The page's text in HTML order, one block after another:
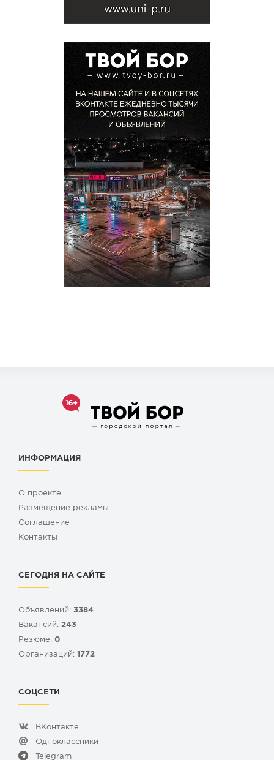
ИНФОРМАЦИЯ
О проекте
Размещение рекламы
Cоглашение
Контакты
СЕГОДНЯ НА САЙТЕ
Объявлений: 3384
Вакансий: 243
Резюме: 0
Организаций: 1772
СОЦСЕТИ
ВКонтакте
Одноклассники
Telegram